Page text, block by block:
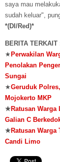
saya mau
sudah keluar",
*(DI/Red)*
BERITA TERKAIT
★ Perwakilan
Penolakan
Sungai
★Geruduk
Mojokerto MKP
★Ratusan
Galian C
★Ratusan
Candi Limo